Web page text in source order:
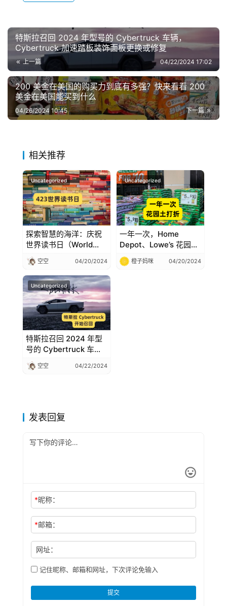
特斯拉召回 2024 年型号的 Cybertruck 车辆，
Cybertruck 加速踏板装饰面板更换或修复
上一篇 04/22/2024 17:02
200 美金在美国的购买力到底有多强？快来看看 200
美金在美国能买到什么
下一篇
04/26/2024 10:45
相关推荐
Uncategorized
探索智慧的海洋：庆祝
世界读书日（World
Book Day ），423世
界读书日起源、由来、
活动
空空 04/20/2024
Uncategorized
一年一次，Home
Depot、Lowe’s 花园土
打折，2刀一袋
橙子妈咪 04/20/2024
Uncategorized
特斯拉召回 2024 年型
号的 Cybertruck 车
辆，Cybertruck 加速踏
板装饰面板更换或修复
空空 04/22/2024
发表回复
*昵称：
*邮箱：
网址：
记住昵称、邮箱和网址，下次评论免输入
提交